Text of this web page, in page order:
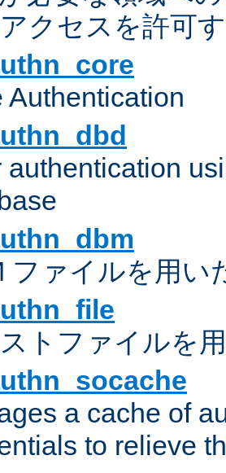
クセスを許可
Authentication
authentication
ファイルを用い
トファイルを
a cache of
to relieve